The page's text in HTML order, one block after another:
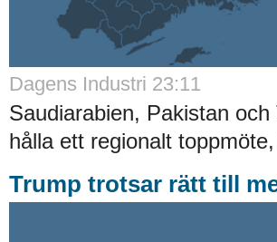
Dagens Industri 23:11
Saudiarabien, Pakistan
hålla ett regionalt
Trump trotsar rätt till